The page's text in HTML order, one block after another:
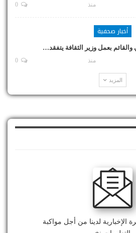
منذ
أخبار صحفية
والقائم بعمل وزير الثقافة يتفقد…
منذ
المزيد
الإخبارية لدينا من أجل مواكبة